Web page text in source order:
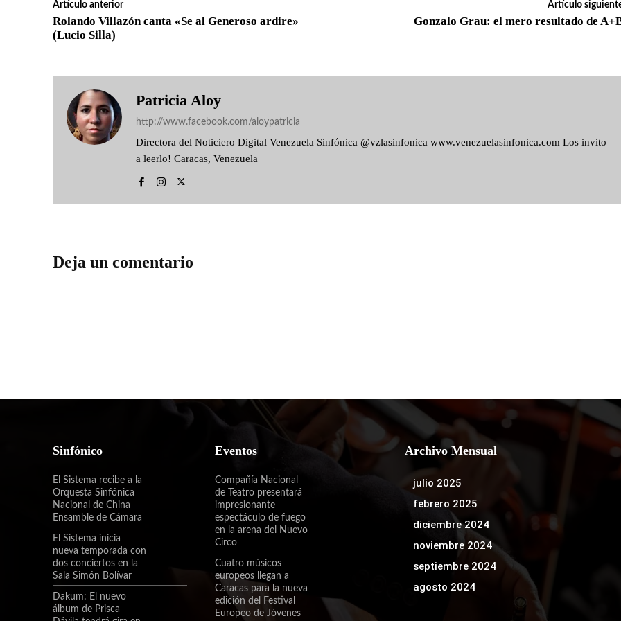
Artículo anterior
Rolando Villazón canta «Se al Generoso ardire»
(Lucio Silla)
Artículo
Gonzalo Grau: el mero resultado de
Patricia Aloy
http://www.facebook.com/aloypatricia
Directora del Noticiero Digital Venezuela Sinfónica @vzlasinfonica www.venezuelasinfonica.com Los invito
a leerlo! Caracas, Venezuela
Deja un comentario
Sinfónico
El Sistema recibe a la
Orquesta Sinfónica
Nacional de China
Ensamble de Cámara
El Sistema inicia
nueva temporada con
dos conciertos en la
Sala Simón Bolívar
Dakum: El nuevo
álbum de Prisca
Eventos
Compañía Nacional
de Teatro presentará
impresionante
espectáculo de fuego
en la arena del Nuevo
Circo
Cuatro músicos
europeos llegan a
Caracas para la nueva
edición del Festival
Europeo de Jóvenes
Archivo Mensual
julio 2025
febrero 2025
diciembre 2024
noviembre 2024
septiembre 2024
agosto 2024